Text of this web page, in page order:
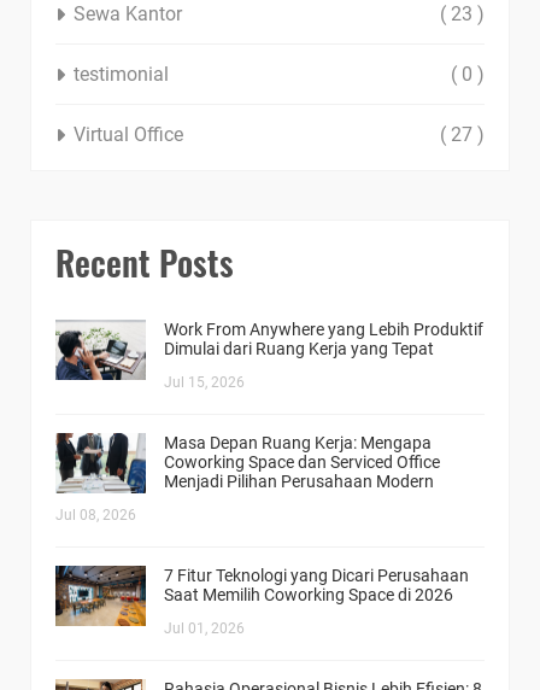
Sewa Kantor ( 23 )
testimonial ( 0 )
Virtual Office ( 27 )
Recent Posts
Work From Anywhere yang Lebih Produktif
Dimulai dari Ruang Kerja yang Tepat
Jul 15, 2026
Masa Depan Ruang Kerja: Mengapa
Coworking Space dan Serviced Office
Menjadi Pilihan Perusahaan Modern
Jul 08, 2026
7 Fitur Teknologi yang Dicari Perusahaan
Saat Memilih Coworking Space di 2026
Jul 01, 2026